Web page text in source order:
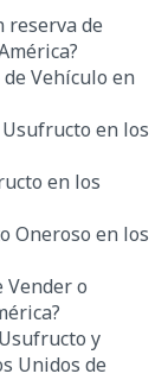
reserva de
Vehículo en
en los
en los
Oneroso en los
Vender o
y
Unidos de